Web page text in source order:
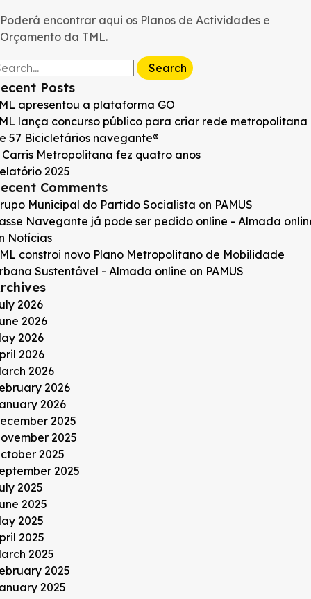
Poderá encontrar aqui os Planos de Actividades e
Orçamento da TML.
Posts
apresentou a plataforma GO
lança concurso público para criar rede metropolitana
57 Bicicletários navegante®
Carris Metropolitana fez quatro anos
2025
Comments
Municipal do Partido Socialista on PAMUS
Navegante já pode ser pedido online - Almada
Notícias
constroi novo Plano Metropolitano de Mobilidade
Sustentável - Almada online on PAMUS
2026
2026
2026
2026
2026
2026
2026
2025
2025
2025
2025
2025
2025
2025
2025
2025
2025
2025